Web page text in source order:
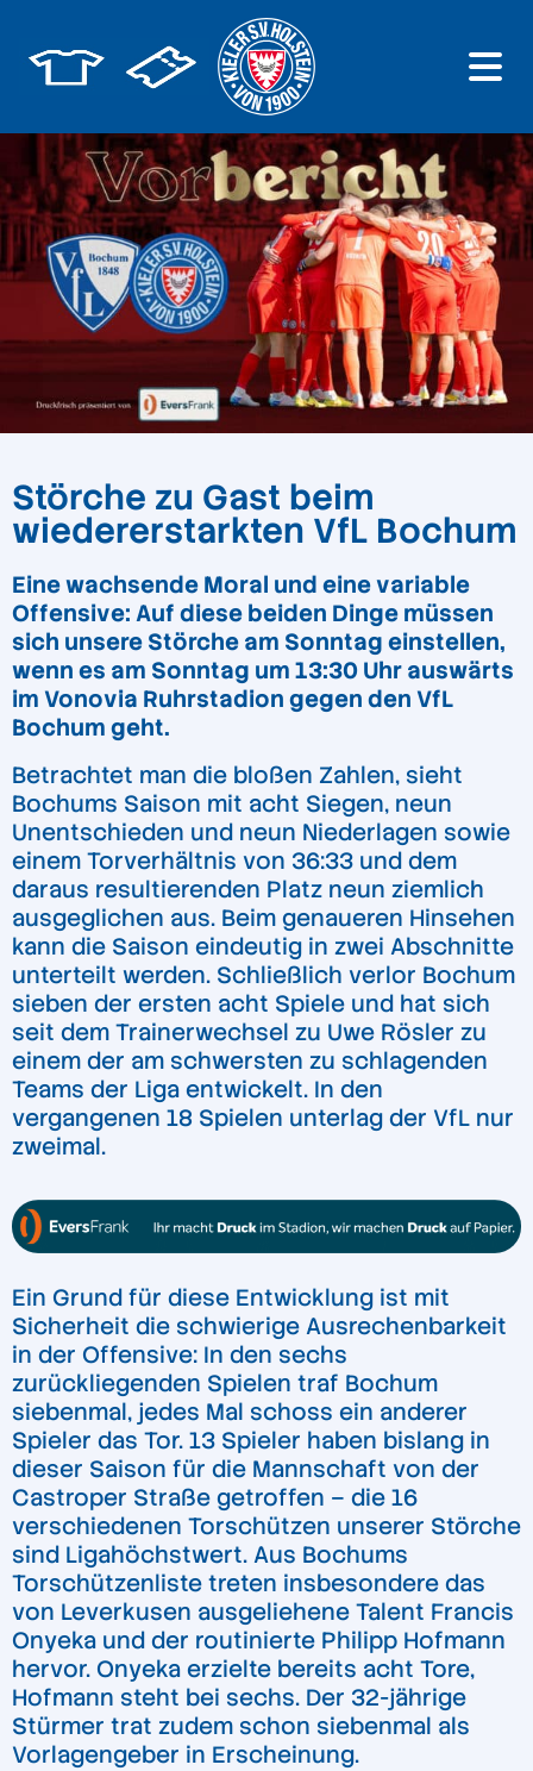
Störche zu Gast beim
wiedererstarkten VfL Bochum
Eine wachsende Moral und eine variable
Offensive: Auf diese beiden Dinge müssen
sich unsere Störche am Sonntag einstellen,
wenn es am Sonntag um 13:30 Uhr auswärts
im Vonovia Ruhrstadion gegen den VfL
Bochum geht.
Betrachtet man die bloßen Zahlen, sieht
Bochums Saison mit acht Siegen, neun
Unentschieden und neun Niederlagen sowie
einem Torverhältnis von 36:33 und dem
daraus resultierenden Platz neun ziemlich
ausgeglichen aus. Beim genaueren Hinsehen
kann die Saison eindeutig in zwei Abschnitte
unterteilt werden. Schließlich verlor Bochum
sieben der ersten acht Spiele und hat sich
seit dem Trainerwechsel zu Uwe Rösler zu
einem der am schwersten zu schlagenden
Teams der Liga entwickelt. In den
vergangenen 18 Spielen unterlag der VfL nur
zweimal.
Ein Grund für diese Entwicklung ist mit
Sicherheit die schwierige Ausrechenbarkeit
in der Offensive: In den sechs
zurückliegenden Spielen traf Bochum
siebenmal, jedes Mal schoss ein anderer
Spieler das Tor. 13 Spieler haben bislang in
dieser Saison für die Mannschaft von der
Castroper Straße getroffen – die 16
verschiedenen Torschützen unserer Störche
sind Ligahöchstwert. Aus Bochums
Torschützenliste treten insbesondere das
von Leverkusen ausgeliehene Talent Francis
Onyeka und der routinierte Philipp Hofmann
hervor. Onyeka erzielte bereits acht Tore,
Hofmann steht bei sechs. Der 32-jährige
Stürmer trat zudem schon siebenmal als
Vorlagengeber in Erscheinung.